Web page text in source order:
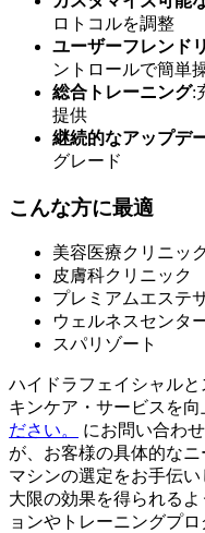
ロトコルを調整
ユーザーフレンド
ントロールで簡単
総合トレーニング:
提供
継続的なアップデ
グレード
こんな方に最適
美容医療クリニッ
皮膚科クリニック
プレミアムエステ
ウェルネスセンタ
スパリゾート
ハイドラフェイシャル
キンケア・サービスを向
ださい。
にお問い合わ
が、お客様の具体的な
マシンの選定をお手伝
大限の効果を得られる
ョンやトレーニングプ